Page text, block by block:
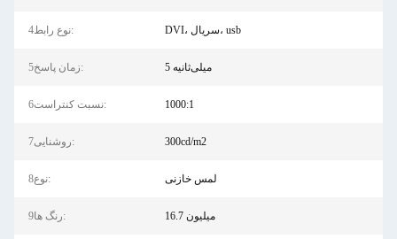
4نوع رابط: DVI، سریال، usb
5زمان پاسخ: 5 میلی‌ثانیه
6نسبت کنتراست: 1000:1
7روشنایی: 300cd/m2
8نوع: لمس خازنی
9رنگ ها: 16.7 میلیون